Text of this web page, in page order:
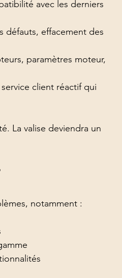
avec les derniers
défauts, effacement des
paramètres moteur,
client réactif qui
La valise deviendra un
notamment :